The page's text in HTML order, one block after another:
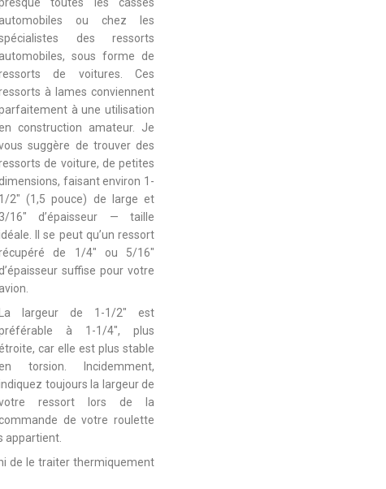
automobiles ou chez les
des ressorts
automobiles, sous forme de
de voitures. Ces
à lames conviennent
à une utilisation
construction amateur. Je
suggère de trouver des
de voiture, de petites
dimensions, faisant environ 1-
1/2″ (1,5 pouce) de large et
3/16″ d’épaisseur — taille
Il se peut qu’un ressort
de 1/4″ ou 5/16″
d’épaisseur suffise pour votre
avion.
La largeur de 1-1/2″ est
à 1-1/4″, plus
car elle est plus stable
torsion. Incidemment,
toujours la largeur de
ressort lors de la
commande de votre roulette
appartient.
de le traiter thermiquement